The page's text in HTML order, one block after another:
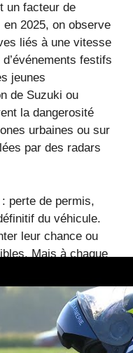
un facteur de
2025, on observe
liés à une vitesse
festifs
jeunes
de Suzuki ou
la dangerosité
urbaines ou sur
par des radars
perte de permis,
du véhicule.
leur chance ou
Mais à chaque
par exemple
la frontière entre